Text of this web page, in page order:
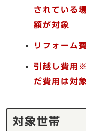
されている
額が対象
リフォーム
引越し費用 ※
だ費用は対
対象世帯